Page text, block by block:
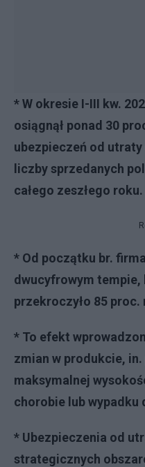
* W okresie I-III kw.
osiągnął ponad 30
ubezpieczeń od
liczby sprzedanych
całego zeszłego roku.
* Od początku br.
dwucyfrowym tempie,
przekroczyło 85 proc.
* To efekt
zmian w produkcie,
maksymalnej
chorobie lub wypadku
* Ubezpieczenia od
strategicznych